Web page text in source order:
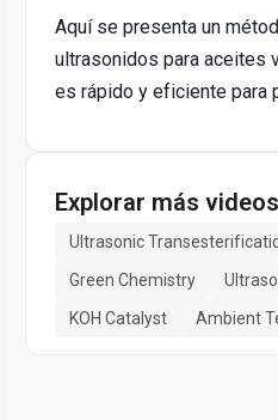
Aquí se presenta un
ultrasonidos para aceites
es rápido y eficiente para
Explorar más videos
Ultrasonic
Green Chemistry
KOH Catalyst
Ambient